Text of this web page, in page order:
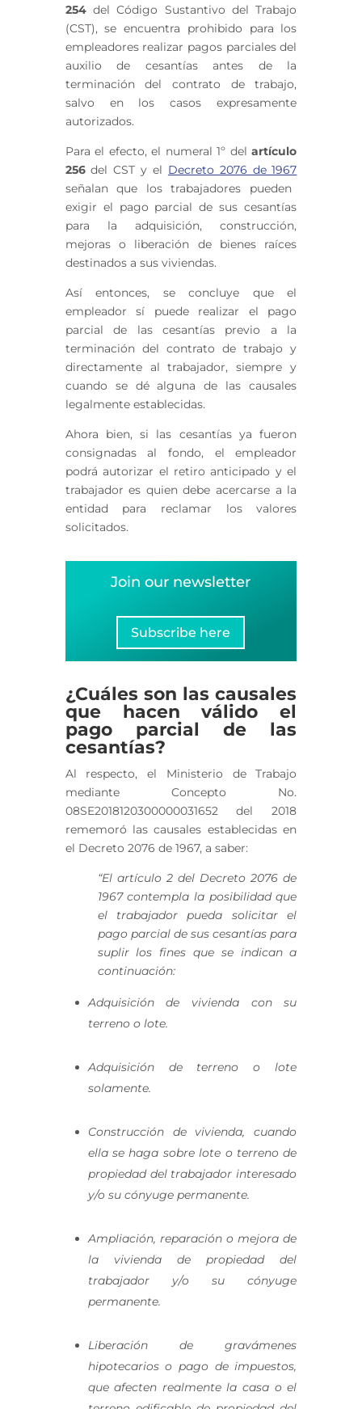
254 del Código Sustantivo del Trabajo
(CST), se encuentra prohibido para los
empleadores realizar pagos parciales del
auxilio de cesantías antes de la
terminación del contrato de trabajo,
salvo en los casos expresamente
autorizados.
Para el efecto, el numeral 1º delartículo
256del CST y el Decreto 2076 de 1967
señalan que los trabajadores pueden
exigir el pago parcial de sus cesantías
para la adquisición, construcción,
mejoras o liberación de bienes raíces
destinados a sus viviendas.
Así entonces, se concluye que el
empleador sí puede realizar el pago
parcial de las cesantías previo a la
terminación del contrato de trabajo y
directamente al trabajador, siempre y
cuando se dé alguna de las causales
legalmente establecidas.
Ahora bien, si las cesantías ya fueron
consignadas al fondo, el empleador
podrá autorizar el retiro anticipado y el
trabajador es quien debe acercarse a la
entidad para reclamar los valores
solicitados.
Join our newsletter
Subscribe here
¿Cuáles son las causales
que hacen válido el
pago parcial de las
cesantías?
Al respecto, el Ministerio de Trabajo
mediante Concepto No.
08SE2018120300000031652 del 2018
rememoró las causales establecidas en
el Decreto 2076 de 1967, a saber:
“El artículo 2 del Decreto 2076 de
1967 contempla la posibilidad que
el trabajador pueda solicitar el
pago parcial de sus cesantías para
suplir los fines que se indican a
continuación:
Adquisición de vivienda con su
terreno o lote.
Adquisición de terreno o lote
solamente.
Construcción de vivienda, cuando
ella se haga sobre lote o terreno de
propiedad del trabajador interesado
y/o su cónyuge permanente.
Ampliación, reparación o mejora de
la vivienda de propiedad del
trabajador y/o su cónyuge
permanente.
Liberación de gravámenes
hipotecarios o pago de impuestos,
que afecten realmente la casa o el